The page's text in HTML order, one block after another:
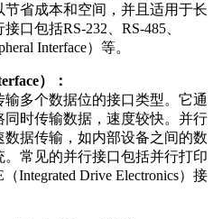
省成本和空间，并且适用于长
口包括RS-232、RS-485、
Interface）等。
）：
多个数据位的接口类型。它通
时传输数据，速度较快。并行
据传输，如内部设备之间的数
常见的并行接口包括并行打印
Integrated Drive Electronics）接